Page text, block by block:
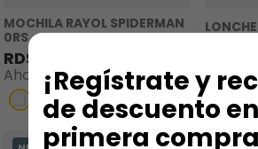
MOCHILA RAYOL SPIDERMAN
0RS
RD$
Ahorra RD$1075.00
Ahorra
¡Regístrate y
de descuento
primera